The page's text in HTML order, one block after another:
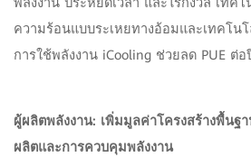
ความร้อนแบบระเหยทางอ้อมและเทคโน
การใช้พลังงาน iCooling ช่วยลด PUE ต่อ
ผู้ผลิตพลังงาน: เพิ่มมูลค่าโครงสร้างพื้นฐ
ผลิตและการควบคุมพลังงาน